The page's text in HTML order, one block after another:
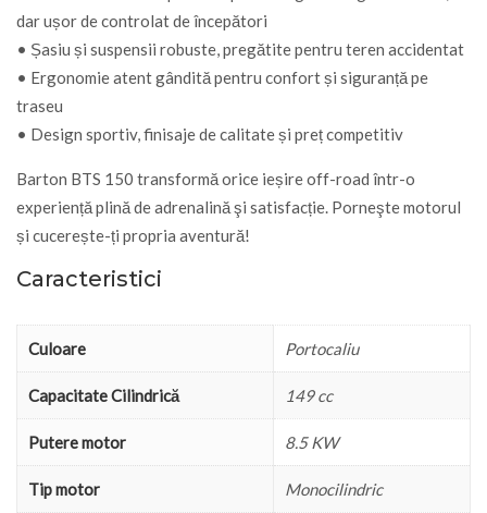
dar ușor de controlat de începători
• Șasiu și suspensii robuste, pregătite pentru teren accidentat
• Ergonomie atent gândită pentru confort și siguranță pe
traseu
• Design sportiv, finisaje de calitate și preț competitiv
Barton BTS 150 transformă orice ieșire off-road într-o
experiență plină de adrenalină şi satisfacție. Porneşte motorul
și cucerește-ți propria aventură!
Caracteristici
Culoare Portocaliu
Capacitate Cilindrică 149 cc
Putere motor 8.5 KW
Tip motor Monocilindric